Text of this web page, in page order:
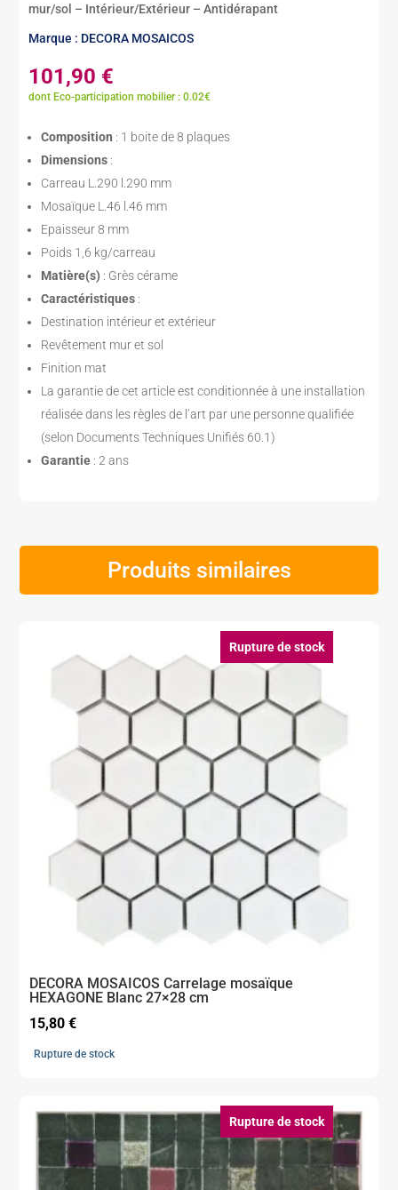
mur/sol – Intérieur/Extérieur – Antidérapant
Marque : DECORA MOSAICOS
101,90 €
dont Eco-participation mobilier : 0.02€
Composition : 1 boite de 8 plaques
Dimensions :
Carreau L.290 l.290 mm
Mosaïque L.46 l.46 mm
Epaisseur 8 mm
Poids 1,6 kg/carreau
Matière(s) : Grès cérame
Caractéristiques :
Destination intérieur et extérieur
Revêtement mur et sol
Finition mat
La garantie de cet article est conditionnée à une installation
réalisée dans les règles de l’art par une personne qualifiée
(selon Documents Techniques Unifiés 60.1)
Garantie : 2 ans
Produits similaires
Rupture de stock
DECORA MOSAICOS Carrelage mosaïque
HEXAGONE Blanc 27×28 cm
15,80€
Rupture de stock
Rupture de stock